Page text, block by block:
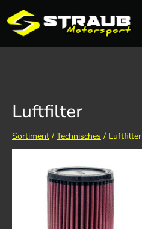
Luftfilter
Sortiment / Technisches / Luftfilter